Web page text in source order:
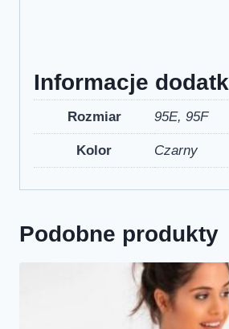
Informacje
Rozmiar 95E, 95F
Kolor Czarny
Podobne produkty